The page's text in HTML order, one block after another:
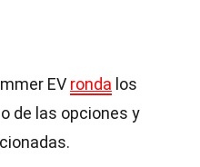
EV ronda los
de las opciones y